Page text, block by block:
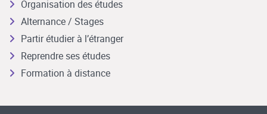
Organisation des études
Alternance / Stages
Partir étudier à l’étranger
Reprendre ses études
Formation à distance